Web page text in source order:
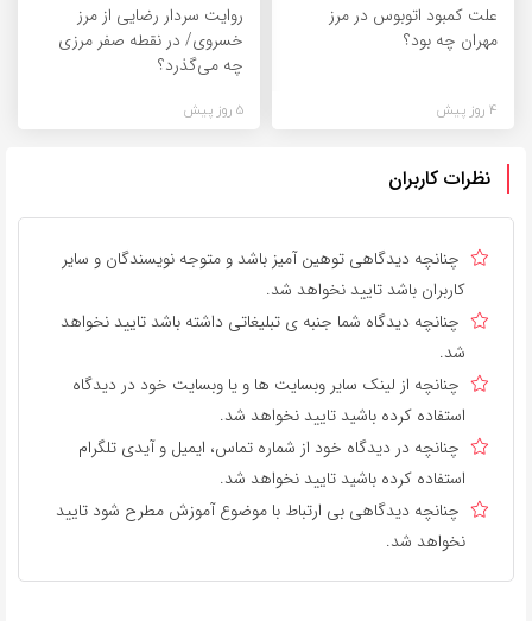
علت کمبود اتوبوس در مرز
مهران چه بود؟
4 روز پیش
روایت سردار رضایی از مرز
خسروی/ در نقطه صفر مرزی
چه می‌گذرد؟
5 روز پیش
نظرات کاربران
چنانچه دیدگاهی توهین آمیز باشد و متوجه نویسندگان و سایر
کاربران باشد تایید نخواهد شد.
چنانچه دیدگاه شما جنبه ی تبلیغاتی داشته باشد تایید نخواهد
شد.
چنانچه از لینک سایر وبسایت ها و یا وبسایت خود در دیدگاه
استفاده کرده باشید تایید نخواهد شد.
چنانچه در دیدگاه خود از شماره تماس، ایمیل و آیدی تلگرام
استفاده کرده باشید تایید نخواهد شد.
چنانچه دیدگاهی بی ارتباط با موضوع آموزش مطرح شود تایید
نخواهد شد.